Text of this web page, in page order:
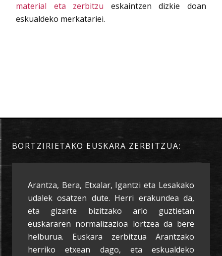
material eta zerbitzu eskaintzen dizkie doan
eskualdeko merkatariei.
BORTZIRIETAKO EUSKARA ZERBITZUA:
Arantza, Bera, Etxalar, Igantzi eta Lesakako
udalek osatzen dute. Herri erakundea da,
eta gizarte bizitzako arlo guztietan
euskararen normalizazioa lortzea da bere
helburua. Euskara zerbitzua Arantzako
herriko etxean dago, eta eskualdeko